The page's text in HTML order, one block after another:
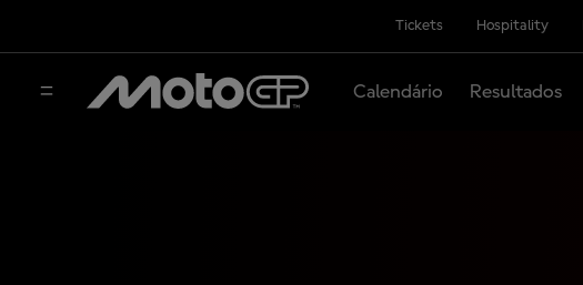
Tickets Hospitality
Calendário Resultados